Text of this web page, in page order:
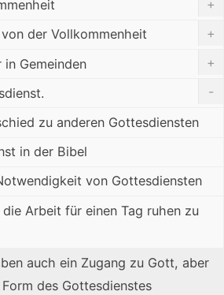
+
der Vollkommenheit
+
Gemeinden
+
-
zu anderen Gottesdiensten
in der Bibel
von Gottesdiensten
Arbeit für einen Tag ruhen zu
auch ein Zugang zu Gott, aber
des Gottesdienstes